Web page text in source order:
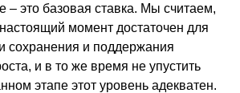
– это базовая ставка. Мы считаем,
момент достаточен для
сохранения и поддержания
и в то же время не упустить
этапе этот уровень адекватен.